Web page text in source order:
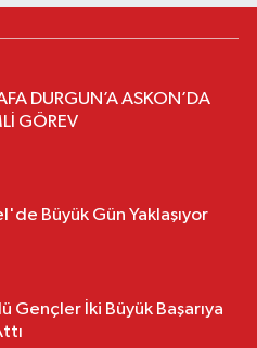
DURGUN’A ASKON’DA
GÖREV
Büyük Gün Yaklaşıyor
Gençler İki Büyük Başarıya